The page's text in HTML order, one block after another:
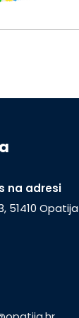
na adresi
51410 Opatija